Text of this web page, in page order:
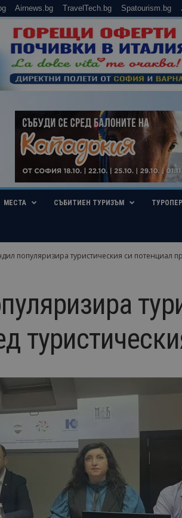
Airnews.bg TravelTech.bg Spatourism.bg
МЕСТА СЪБИТИЕН ТУРИЗЪМ
популяризира туристическия си потенциал